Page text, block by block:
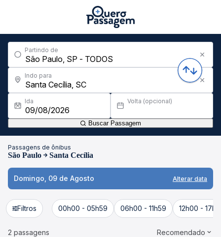
Partindo de
Indo para
Ida Volta (opcional)
Buscar Passagem
Passagens de ônibus
São Paulo Santa Cecília
Domingo, 09 de Agosto Alterar data
Filtros 00h00 - 05h59 06h00 - 11h59 12h00 -
2 passagens Recomendado